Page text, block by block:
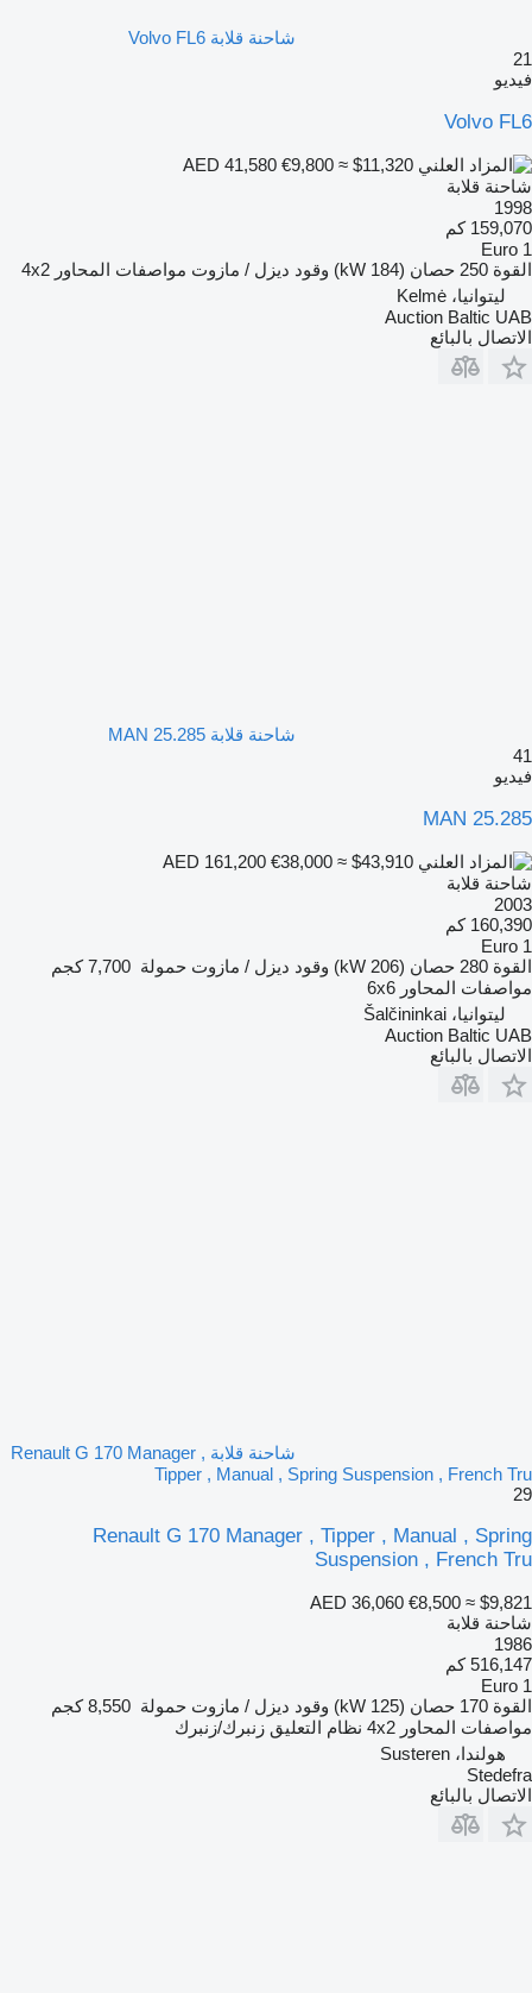
شاحنة قلابة Volvo FL6
21
فيديو
Volvo FL6
€9,800 ≈ $11,320
شاحنة قلابة
1998
159,070 كم
Euro 1
القوة 250 حصان (184 kW) وقود ديزل / مازوت مواصفات المحاور 4x2
ليتوانيا، Kelmė
Auction Baltic UAB
الاتصال بالبائع
شاحنة قلابة MAN 25.285
41
فيديو
MAN 25.285
€38,000 ≈ $43,910
شاحنة قلابة
2003
160,390 كم
Euro 1
القوة 280 حصان (206 kW) وقود ديزل / مازوت حمولة 7,700 كجم
مواصفات المحاور 6x6
ليتوانيا، Šalčininkai
Auction Baltic UAB
الاتصال بالبائع
شاحنة قلابة Renault G 170 Manager ,
Tipper , Manual , Spring Suspension , French Tru
29
Renault G 170 Manager , Tipper , Manual , Spring
Suspension , French Tru
AED 36,060 €8,500 ≈ $9,821
شاحنة قلابة
1986
516,147 كم
Euro 1
القوة 170 حصان (125 kW) وقود ديزل / مازوت حمولة 8,550 كجم
مواصفات المحاور 4x2 نظام التعليق زنبرك/زنبرك
هولندا، Susteren
Stedefra
الاتصال بالبائع